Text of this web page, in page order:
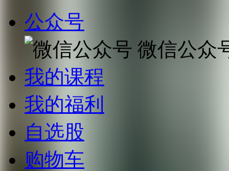
公众号
微信公众
我的课程
我的福利
自选股
购物车